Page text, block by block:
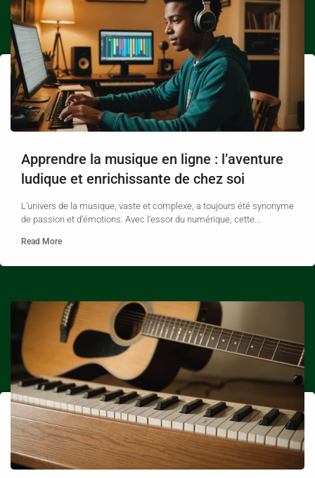
Apprendre la musique en ligne : l’aventure
ludique et enrichissante de chez soi
L’univers de la musique, vaste et complexe, a toujours été synonyme
de passion et d’émotions. Avec l’essor du numérique, cette...
Read More